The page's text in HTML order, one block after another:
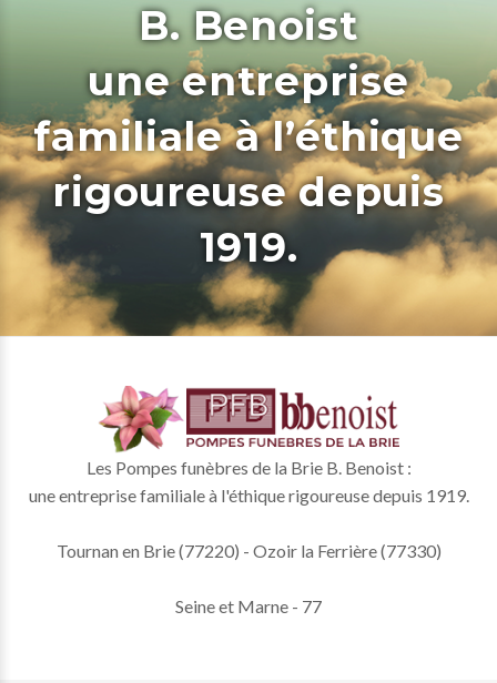
B. Benoist
une entreprise
familiale à l’éthique
rigoureuse depuis
1919.
Les Pompes funèbres de la Brie B. Benoist :
une entreprise familiale à l'éthique rigoureuse depuis 1919.
Tournan en Brie (77220) - Ozoir la Ferrière (77330)
Seine et Marne - 77